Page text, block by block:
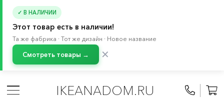
✓ В НАЛИЧИИ
Этот товар есть в наличии!
Та же фабрика · Тот же дизайн · Новое название
Смотреть товары → ✕
IKEANADOM.RU
/
Система хранения БЕСТО /
Тумбы под телевизор БЕСТО